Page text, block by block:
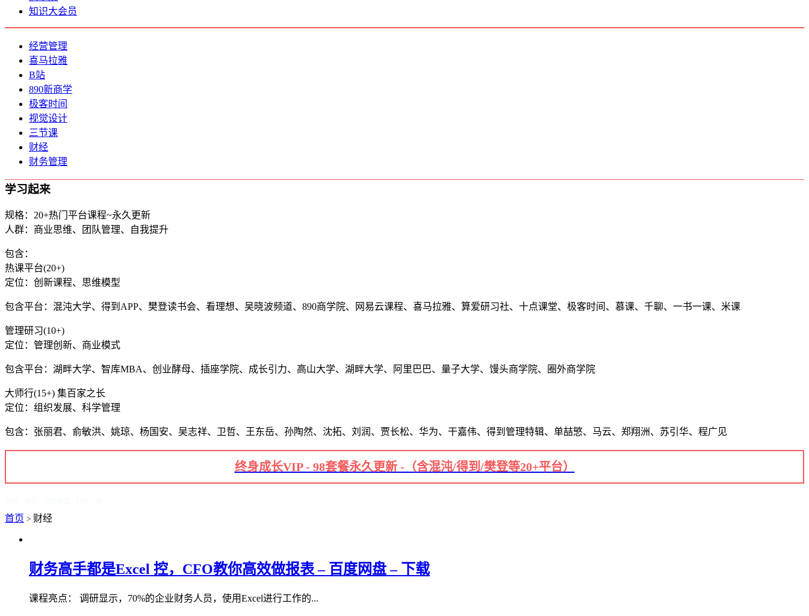
知识大会员
经营管理
喜马拉雅
B站
890新商学
极客时间
视觉设计
三节课
财经
财务管理
学习起来
规格：20+热门平台课程~永久更新
人群：商业思维、团队管理、自我提升
包含：
热课平台(20+)
定位：创新课程、思维模型
包含平台：混沌大学、得到APP、樊登读书会、看理想、吴晓波频道、890商学院、网易云课程、喜马拉雅、算爱研习社、十点课堂、极客时间、慕课、千聊、一书一课、米课
管理研习(10+)
定位：管理创新、商业模式
包含平台：湖畔大学、智库MBA、创业酵母、插座学院、成长引力、高山大学、湖畔大学、阿里巴巴、量子大学、馒头商学院、圈外商学院
大师行(15+) 集百家之长
定位：组织发展、科学管理
包含：张丽君、俞敏洪、姚琼、杨国安、吴志祥、卫哲、王东岳、孙陶然、沈拓、刘润、贾长松、华为、干嘉伟、得到管理特辑、单喆慜、马云、郑翔洲、苏引华、程广见
终身成长VIP - 98套餐永久更新 -（含混沌/得到/樊登等20+平台）
首页 > 财经
财务高手都是Excel 控，CFO教你高效做报表 – 百度网盘 – 下载
课程亮点： 调研显示，70%的企业财务人员，使用Excel进行工作的...